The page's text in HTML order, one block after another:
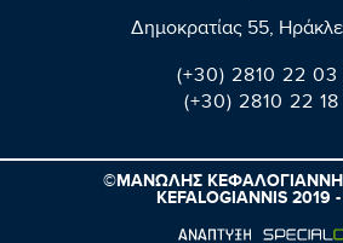
Δημοκρατίας 55,
(+30) 2810 22 03
(+30) 2810 22 18
©ΜΑΝΩΛΗΣ ΚΕΦΑΛΟΓΙΑΝΝΗΣ
KEFALOGIANNIS 2019